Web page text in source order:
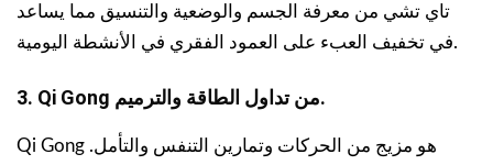
تاي تشي من معرفة الجسم والوضعية والتنسيق مما يساعد
في تخفيف العبء على العمود الفقري في الأنشطة اليومية.
3. Qi Gong من تداول الطاقة والترميم.
Qi Gong هو مزيج من الحركات وتمارين التنفس والتأمل.